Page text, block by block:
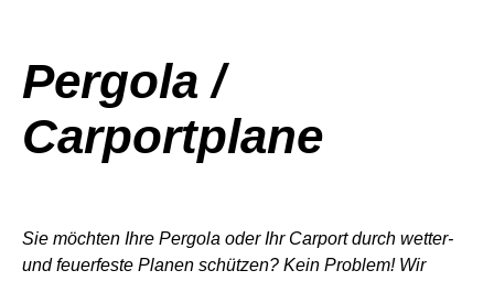
Pergola /
Carportplane
Sie möchten Ihre Pergola oder Ihr Carport durch wetter-
und feuerfeste Planen schützen? Kein Problem! Wir